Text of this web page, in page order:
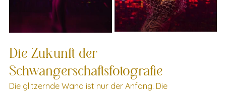
Die Zukunft der
Schwangerschaftsfotografie
Die glitzernde Wand ist nur der Anfang. Die